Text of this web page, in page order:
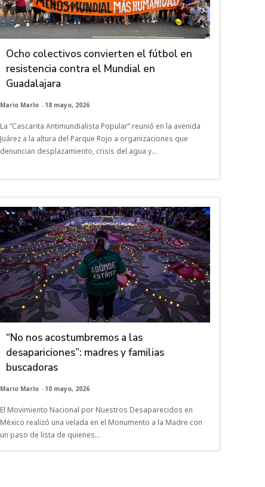
Ocho colectivos convierten el fútbol en
resistencia contra el Mundial en
Guadalajara
Mario Marlo - 18 mayo, 2026
La “Cascarita Antimundialista Popular” reunió en la avenida
Juárez a la altura del Parque Rojo a organizaciones que
denuncian desplazamiento, crisis del agua y...
“No nos acostumbremos a las
desapariciones”: madres y familias
buscadoras
Mario Marlo - 10 mayo, 2026
El Movimiento Nacional por Nuestros Desaparecidos en
México realizó una velada en el Monumento a la Madre con
un paso de lista de quienes...